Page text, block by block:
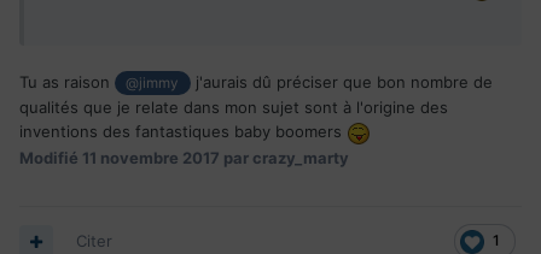
Tu as raison @jimmy
j'aurais dû préciser que bon nombre de
qualités que je relate dans mon sujet sont à l'origine des
inventions des fantastiques baby boomers
Modifié 11 novembre 2017 par crazy_marty
1
Citer